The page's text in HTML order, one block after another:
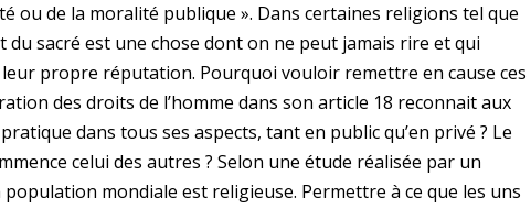
ou de la moralité publique ». Dans certaines religions tel que
sacré est une chose dont on ne peut jamais rire et qui
leur propre réputation. Pourquoi vouloir remettre en cause ces
des droits de l’homme dans son article 18 reconnait aux
dans tous ses aspects, tant en public qu’en privé ? Le
celui des autres ? Selon une étude réalisée par un
population mondiale est religieuse. Permettre à ce que les uns